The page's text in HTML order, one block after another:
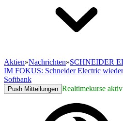
Aktien»Nachrichten»SCHNEIDER
IM FOKUS: Schneider Electric
Softbank
Push Mitteilungen Realtimekurse aktiv